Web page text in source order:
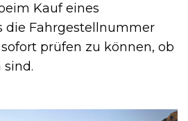
Kauf eines
die Fahrgestellnummer
prüfen zu können, ob